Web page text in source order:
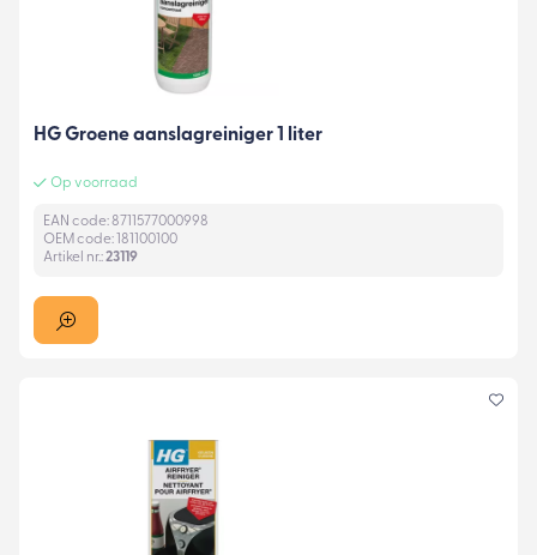
HG Groene aanslagreiniger 1 liter
Op voorraad
EAN code: 8711577000998
OEM code: 181100100
Artikel nr.:23119